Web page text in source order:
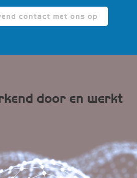
contact met ons op
door en werkt